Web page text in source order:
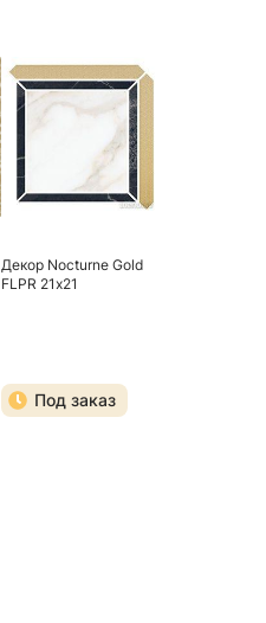
Декор Nocturne Gold
FLPR 21х21
Под заказ